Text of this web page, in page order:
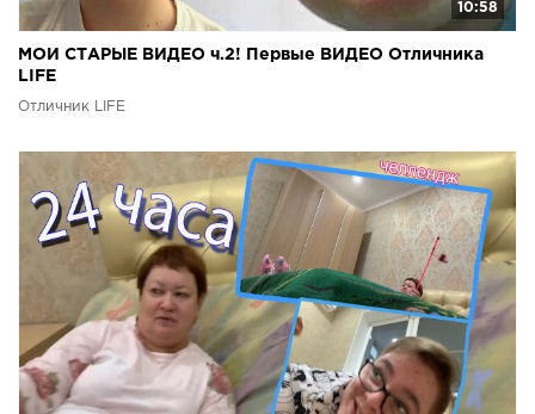
10:58
МОИ СТАРЫЕ ВИДЕО ч.2! Первые ВИДЕО Отличника
LIFE
Отличник LIFE